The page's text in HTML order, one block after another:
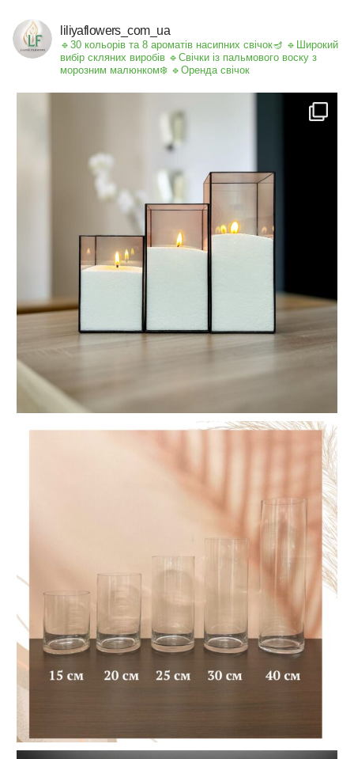
liliyaflowers_com_ua
🔹30 кольорів та 8 ароматів насипних свічок🪔 🔹Широкий
вибір скляних виробів 🔹Свічки із пальмового воску з
морозним малюнком❄️ 🔹Оренда свічок